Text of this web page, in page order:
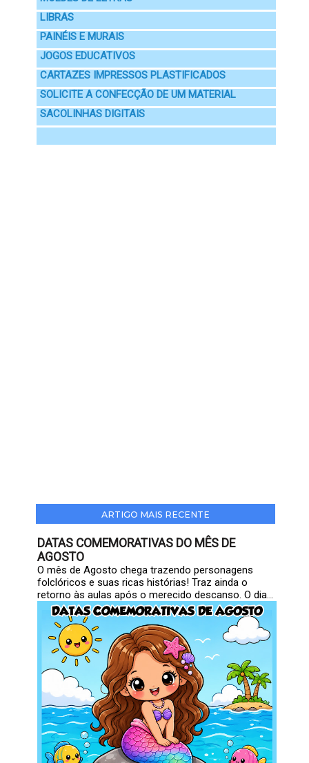
LIBRAS
PAINÉIS E MURAIS
JOGOS EDUCATIVOS
CARTAZES IMPRESSOS PLASTIFICADOS
SOLICITE A CONFECÇÃO DE UM MATERIAL
SACOLINHAS DIGITAIS
ARTIGO MAIS RECENTE
DATAS COMEMORATIVAS DO MÊS DE
AGOSTO
O mês de Agosto chega trazendo personagens
folclóricos e suas ricas histórias! Traz ainda o
retorno às aulas após o merecido descanso. O dia...